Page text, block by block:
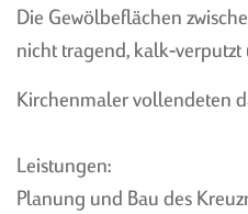
TONNENGEWÖLBE
KAPPENGEWÖLBE
DER CLOU
Die Gewölbeflächen
nicht tragend, kalk-
Kirchenmaler vollendeten
Leistungen:
Planung und Bau des